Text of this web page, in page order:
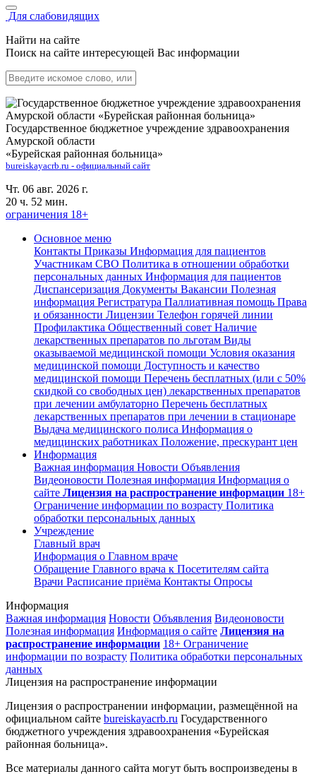
Для слабовидящих
Найти на сайте
Поиск на сайте интересующей Вас информации
Государственное бюджетное учреждение здравоохранения
Амурской области
«Бурейская районная больница»
bureiskayacrb.ru - официальный сайт
Чт. 06 авг. 2026 г.
20 ч. 52 мин.
ограничения 18+
Основное меню
Контакты Приказы Информация для пациентов
Участникам СВО Политика в отношении обработки
персональных данных Информация для пациентов
Диспансеризация Документы Вакансии Полезная
информация Регистратура Паллиативная помощь Права
и обязанности Лицензии Телефон горячей линии
Профилактика Общественный совет Наличие
лекарственных препаратов по льготам Виды
оказываемой медицинской помощи Условия оказания
медицинской помощи Доступность и качество
медицинской помощи Перечень бесплатных (или с 50%
скидкой со свободных цен) лекарственных препаратов
при лечении амбулаторно Перечень бесплатных
лекарственных препаратов при лечении в стационаре
Выдача медицинского полиса Информация о
медицинских работниках Положение, прескурант цен
Информация
Важная информация Новости Объявления
Видеоновости Полезная информация Информация о
сайте Лицензия на распространение информации 18+
Ограничение информации по возрасту Политика
обработки персональных данных
Учреждение
Главный врач
Информация о Главном враче
Обращение Главного врача к Посетителям сайта
Врачи Расписание приёма Контакты Опросы
Информация
Важная информация Новости Объявления Видеоновости
Полезная информация Информация о сайте Лицензия на
распространение информации 18+ Ограничение
информации по возрасту Политика обработки персональных
данных
Лицензия на распространение информации
Лицензия о распространении информации, размещённой на
официальном сайте bureiskayacrb.ru Государственного
бюджетного учреждения здравоохранения «Бурейская
районная больница».
Все материалы данного сайта могут быть воспроизведены в